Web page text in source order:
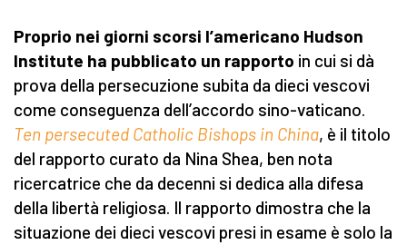
Proprio nei giorni scorsi l’americano Hudson
Institute ha pubblicato un rapporto in cui si dà
prova della persecuzione subita da dieci vescovi
come conseguenza dell’accordo sino-vaticano.
Ten persecuted Catholic Bishops in China, è il titolo
del rapporto curato da Nina Shea, ben nota
ricercatrice che da decenni si dedica alla difesa
della libertà religiosa. Il rapporto dimostra che la
situazione dei dieci vescovi presi in esame è solo la